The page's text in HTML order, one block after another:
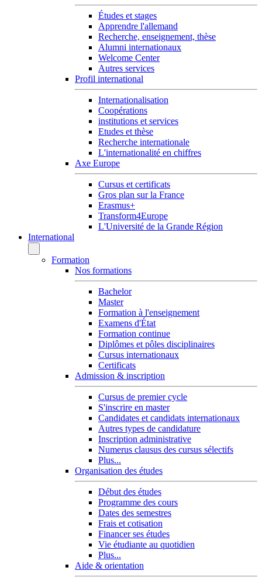
Études et stages
Apprendre l'allemand
Recherche, enseignement, thèse
Alumni internationaux
Welcome Center
Autres services
Profil international
Internationalisation
Coopérations
institutions et services
Etudes et thèse
Recherche internationale
L'internationalité en chiffres
Axe Europe
Cursus et certificats
Gros plan sur la France
Erasmus+
Transform4Europe
L'Université de la Grande Région
International
Formation
Nos formations
Bachelor
Master
Formation à l'enseignement
Examens d'État
Formation continue
Diplômes et pôles disciplinaires
Cursus internationaux
Certificats
Admission & inscription
Cursus de premier cycle
S'inscrire en master
Candidates et candidats internationaux
Autres types de candidature
Inscription administrative
Numerus clausus des cursus sélectifs
Plus...
Organisation des études
Début des études
Programme des cours
Dates des semestres
Frais et cotisation
Financer ses études
Vie étudiante au quotidien
Plus...
Aide & orientation